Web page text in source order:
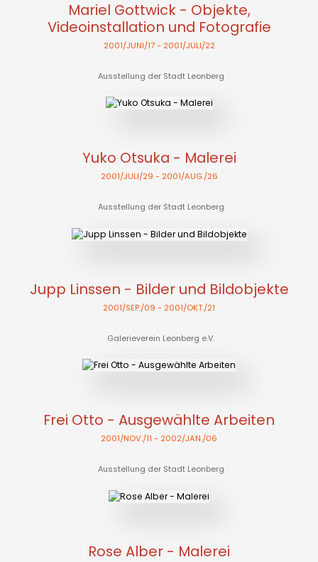
Mariel Gottwick - Objekte,
Videoinstallation und Fotografie
2001/JUNI/17- 2001/JULI/22
Ausstellung der Stadt Leonberg
Yuko Otsuka - Malerei
2001/JULI/29 - 2001/AUG./26
Ausstellung der Stadt Leonberg
Jupp Linssen - Bilder und Bildobjekte
2001/SEP./09 - 2001/OKT./21
Galerieverein Leonberg e.V.
Frei Otto - Ausgewählte Arbeiten
2001/NOV./11 - 2002/JAN./06
Ausstellung der Stadt Leonberg
Rose Alber - Malerei